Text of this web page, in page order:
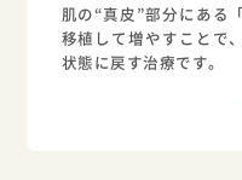
肌の“真皮”部分にある
移植して増やすことで
状態に戻す治療です。